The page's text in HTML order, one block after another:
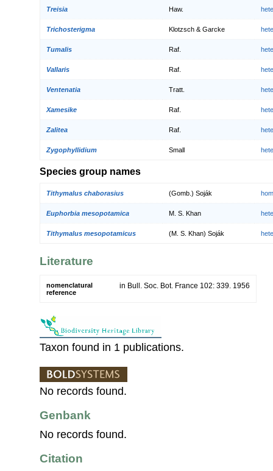
Treisia Haw.
Trichosterigma Klotzsch & Garcke
Tumalis Raf.
Vallaris Raf.
Ventenatia Tratt.
Xamesike Raf.
Zalitea Raf.
Zygophyllidium Small
Species group names
Tithymalus chaborasius (Gomb.) Soják
Euphorbia mesopotamica M. S. Khan
Tithymalus mesopotamicus (M. S. Khan) Soják
Literature
nomenclatural
reference
in Bull. Soc. Bot. France 102: 339. 1956
Taxon found in 1 publications.
No records found.
Genbank
No records found.
Citation